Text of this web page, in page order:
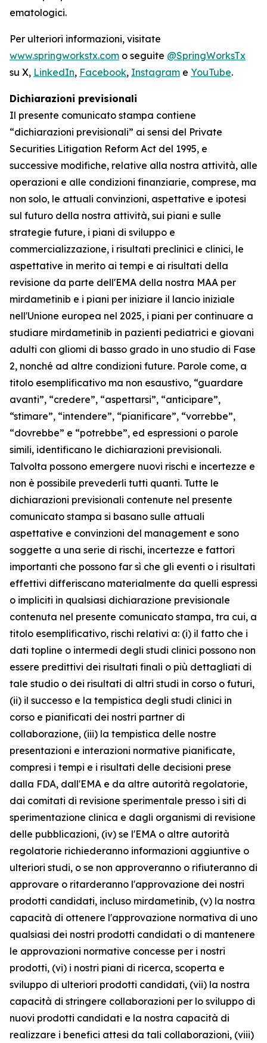
ematologici.
Per ulteriori informazioni, visitate
www.springworkstx.com o seguite @SpringWorksTx
su X, LinkedIn, Facebook, Instagram e YouTube.
Dichiarazioni previsionali
Il presente comunicato stampa contiene
“dichiarazioni previsionali” ai sensi del Private
Securities Litigation Reform Act del 1995, e
successive modifiche, relative alla nostra attività, alle
operazioni e alle condizioni finanziarie, comprese, ma
non solo, le attuali convinzioni, aspettative e ipotesi
sul futuro della nostra attività, sui piani e sulle
strategie future, i piani di sviluppo e
commercializzazione, i risultati preclinici e clinici, le
aspettative in merito ai tempi e ai risultati della
revisione da parte dell'EMA della nostra MAA per
mirdametinib e i piani per iniziare il lancio iniziale
nell'Unione europea nel 2025, i piani per continuare a
studiare mirdametinib in pazienti pediatrici e giovani
adulti con gliomi di basso grado in uno studio di Fase
2, nonché ad altre condizioni future. Parole come, a
titolo esemplificativo ma non esaustivo, “guardare
avanti”, “credere”, “aspettarsi”, “anticipare”,
“stimare”, “intendere”, “pianificare”, “vorrebbe”,
“dovrebbe” e “potrebbe”, ed espressioni o parole
simili, identificano le dichiarazioni previsionali.
Talvolta possono emergere nuovi rischi e incertezze e
non è possibile prevederli tutti quanti. Tutte le
dichiarazioni previsionali contenute nel presente
comunicato stampa si basano sulle attuali
aspettative e convinzioni del management e sono
soggette a una serie di rischi, incertezze e fattori
importanti che possono far sì che gli eventi o i risultati
effettivi differiscano materialmente da quelli espressi
o impliciti in qualsiasi dichiarazione previsionale
contenuta nel presente comunicato stampa, tra cui, a
titolo esemplificativo, rischi relativi a: (i) il fatto che i
dati topline o intermedi degli studi clinici possono non
essere predittivi dei risultati finali o più dettagliati di
tale studio o dei risultati di altri studi in corso o futuri,
(ii) il successo e la tempistica degli studi clinici in
corso e pianificati dei nostri partner di
collaborazione, (iii) la tempistica delle nostre
presentazioni e interazioni normative pianificate,
compresi i tempi e i risultati delle decisioni prese
dalla FDA, dall'EMA e da altre autorità regolatorie,
dai comitati di revisione sperimentale presso i siti di
sperimentazione clinica e dagli organismi di revisione
delle pubblicazioni, (iv) se l'EMA o altre autorità
regolatorie richiederanno informazioni aggiuntive o
ulteriori studi, o se non approveranno o rifiuteranno di
approvare o ritarderanno l'approvazione dei nostri
prodotti candidati, incluso mirdametinib, (v) la nostra
capacità di ottenere l'approvazione normativa di uno
qualsiasi dei nostri prodotti candidati o di mantenere
le approvazioni normative concesse per i nostri
prodotti, (vi) i nostri piani di ricerca, scoperta e
sviluppo di ulteriori prodotti candidati, (vii) la nostra
capacità di stringere collaborazioni per lo sviluppo di
nuovi prodotti candidati e la nostra capacità di
realizzare i benefici attesi da tali collaborazioni, (viii)